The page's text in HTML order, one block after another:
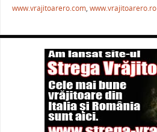
www.vrajitoarero.com, www.vrajitoarero.ro